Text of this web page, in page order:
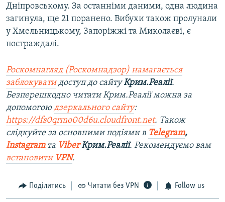
Дніпровському. За останніми даними, одна людина
загинула, ще 21 поранено. Вибухи також пролунали
у Хмельницькому, Запоріжжі та Миколаєві, є
постраждалі.
Роскомнагляд (Роскомнадзор) намагається
заблокуватидоступ до сайтуКрим.Реалії.
Безперешкодно читати Крим.Реалії можна за
допомогою дзеркального сайту:
https://dfs0qrmo00d6u.cloudfront.net. Також
слідкуйте за основними подіями в Telegram,
Instagramта ViberКрим.Реалії. Рекомендуємо вам
встановити VPN.
Поділитись Читати без VPN Follow us